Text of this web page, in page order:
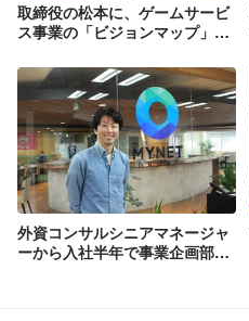
取締役の松本に、ゲームサービ
ス事業の「ビジョンマップ」に
外資コンサルシニアマネージャ
ーから入社半年で事業企画部長